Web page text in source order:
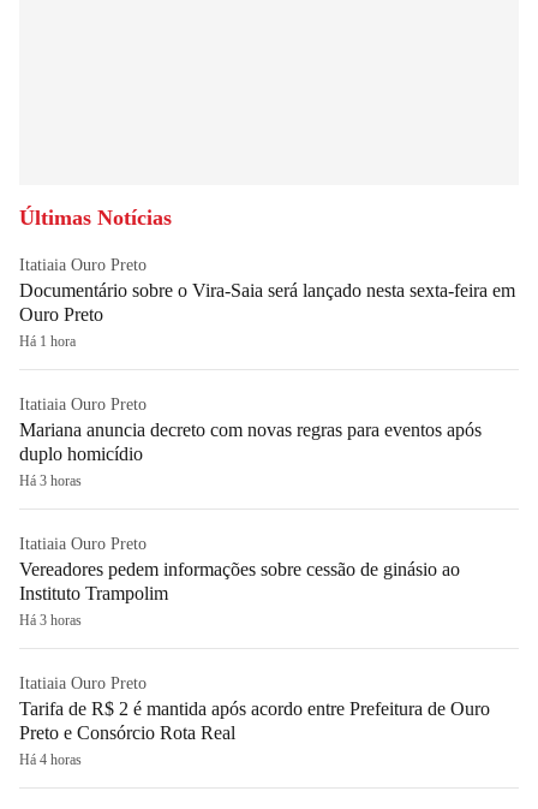
Últimas Notícias
Itatiaia Ouro Preto
Documentário sobre o Vira-Saia será lançado nesta sexta-feira em
Ouro Preto
Há 1 hora
Itatiaia Ouro Preto
Mariana anuncia decreto com novas regras para eventos após
duplo homicídio
Há 3 horas
Itatiaia Ouro Preto
Vereadores pedem informações sobre cessão de ginásio ao
Instituto Trampolim
Há 3 horas
Itatiaia Ouro Preto
Tarifa de R$ 2 é mantida após acordo entre Prefeitura de Ouro
Preto e Consórcio Rota Real
Há 4 horas